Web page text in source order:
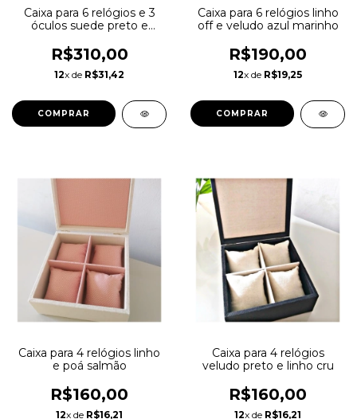
Caixa para 6 relógios e 3
óculos suede preto e
R$310,00
12x de R$31,42
Caixa para 6 relógios linho
off e veludo azul marinho
R$190,00
12x de R$19,25
Caixa para 4 relógios linho
e poá salmão
R$160,00
12x de R$16,21
Caixa para 4 relógios
veludo preto e linho cru
R$160,00
12x de R$16,21